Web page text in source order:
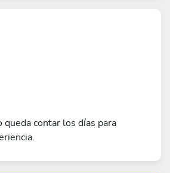
queda contar los días para